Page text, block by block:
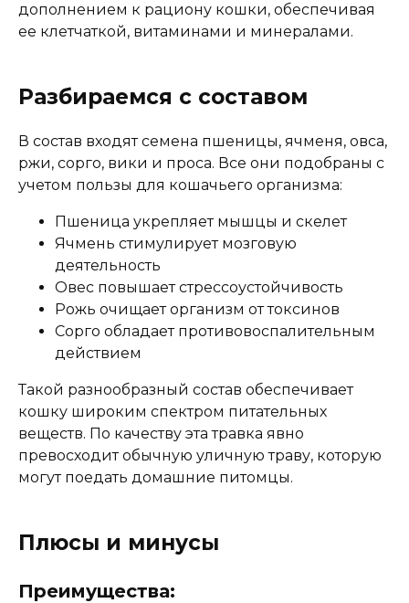
минералы, незаменимые жирные кислоты,
каротин
Пищевая ценность
дополнением к рациону кошки, обеспечивая
ее клетчаткой, витаминами и минералами.
Разбираемся с составом
В состав входят семена пшеницы, ячменя, овса,
ржи, сорго, вики и проса. Все они подобраны с
учетом пользы для кошачьего организма:
Пшеница укрепляет мышцы и скелет
Ячмень стимулирует мозговую
деятельность
Овес повышает стрессоустойчивость
Рожь очищает организм от токсинов
Сорго обладает противовоспалительным
действием
Такой разнообразный состав обеспечивает
кошку широким спектром питательных
веществ. По качеству эта травка явно
превосходит обычную уличную траву, которую
могут поедать домашние питомцы.
Плюсы и минусы
Преимущества: